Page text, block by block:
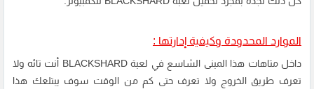
الموارد المحدودة وكيفية إدارتها :
داخل متاهات هذا المبنى الشاسع في لعبة BLACKSHARD أنت تائه ولا
تعرف طريق الخروج ولا تعرف حتى كم من الوقت سوف يبتلعك هذا